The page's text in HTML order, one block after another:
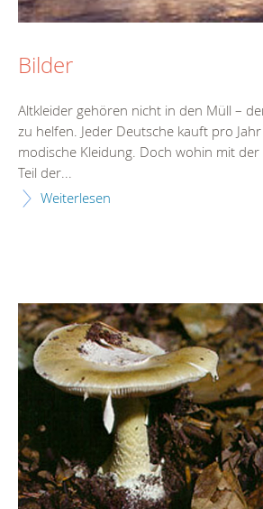
Bilder
Altkleider gehören nicht in den Müll –
zu helfen. Jeder Deutsche kauft pro
modische Kleidung. Doch wohin mit der
Teil der...
Weiterlesen